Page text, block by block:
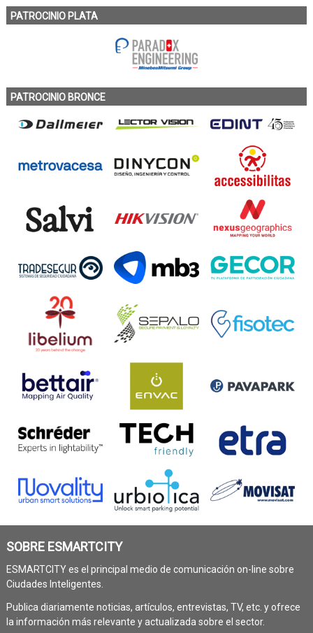
PATROCINIO PLATA
PATROCINIO BRONCE
SOBRE ESMARTCITY
ESMARTCITY es el principal medio de comunicación on-line sobre
Ciudades Inteligentes.
Publica diariamente noticias, artículos, entrevistas, TV, etc. y ofrece
la información más relevante y actualizada sobre el sector.